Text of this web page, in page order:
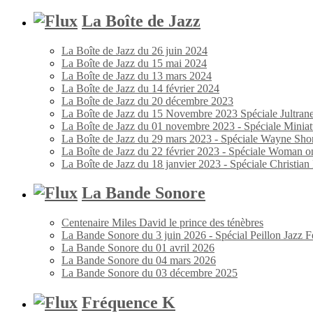
La Boîte de Jazz
La Boîte de Jazz du 26 juin 2024
La Boîte de Jazz du 15 mai 2024
La Boîte de Jazz du 13 mars 2024
La Boîte de Jazz du 14 février 2024
La Boîte de Jazz du 20 décembre 2023
La Boîte de Jazz du 15 Novembre 2023 Spéciale
La Boîte de Jazz du 01 novembre 2023 - Spéciale
La Boîte de Jazz du 29 mars 2023 - Spéciale Wayne
La Boîte de Jazz du 22 février 2023 - Spéciale Woman
La Boîte de Jazz du 18 janvier 2023 - Spéciale Christian
La Bande Sonore
Centenaire Miles David le prince des ténèbres
La Bande Sonore du 3 juin 2026 - Spécial Peillon Jazz
La Bande Sonore du 01 avril 2026
La Bande Sonore du 04 mars 2026
La Bande Sonore du 03 décembre 2025
Fréquence K